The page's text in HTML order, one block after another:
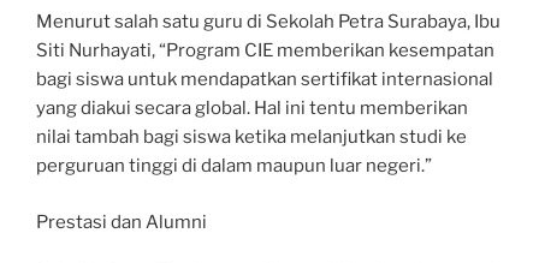
Menurut salah satu guru di Sekolah Petra Surabaya, Ibu
Siti Nurhayati, “Program CIE memberikan kesempatan
bagi siswa untuk mendapatkan sertifikat internasional
yang diakui secara global. Hal ini tentu memberikan
nilai tambah bagi siswa ketika melanjutkan studi ke
perguruan tinggi di dalam maupun luar negeri.”
Prestasi dan Alumni